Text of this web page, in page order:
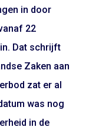
in door
22
Dat schrijft
Zaken aan
zat er al
was nog
in de